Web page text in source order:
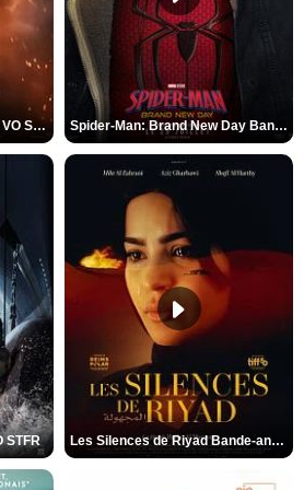
L'Odyssée Bande-annonce VO STFR Spider-Man: Brand New Day Bande-annonce VO STFR
STFR Les Silences de Riyad Bande-annonce VO STFR